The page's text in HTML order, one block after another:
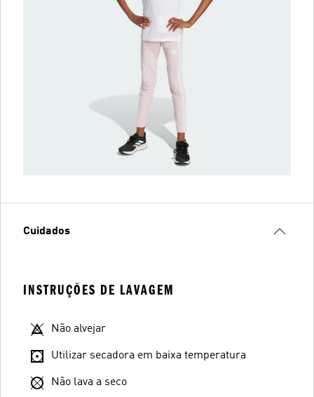
Cuidados
INSTRUÇÕES DE LAVAGEM
Não alvejar
Utilizar secadora em baixa temperatura
Não lava a seco